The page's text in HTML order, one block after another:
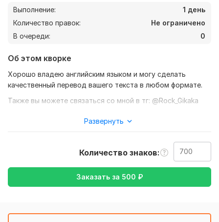
Выполнение:
1 день
Количество правок:
Не ограничено
В очереди:
0
Об этом кворке
Хорошо владею английским языком и могу сделать
качественный перевод вашего текста в любом формате.
Также вы можете связаться со мной в тг: @Rock_Gikaka
уточнение моей работы-перевод с английского на русский
или же с русского на английский.
Тематика: Культура и искусство,Образование и наука,
Отдых и развлечения,Туризм и путешествия,
увлечения
Развернуть
Количество знаков
Заказать за 500 ₽